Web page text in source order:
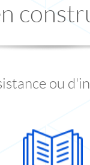
ou